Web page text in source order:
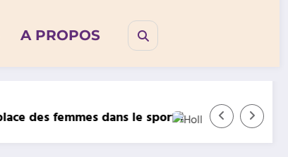
A PROPOS
Encore une première pour Hollie Davidson !